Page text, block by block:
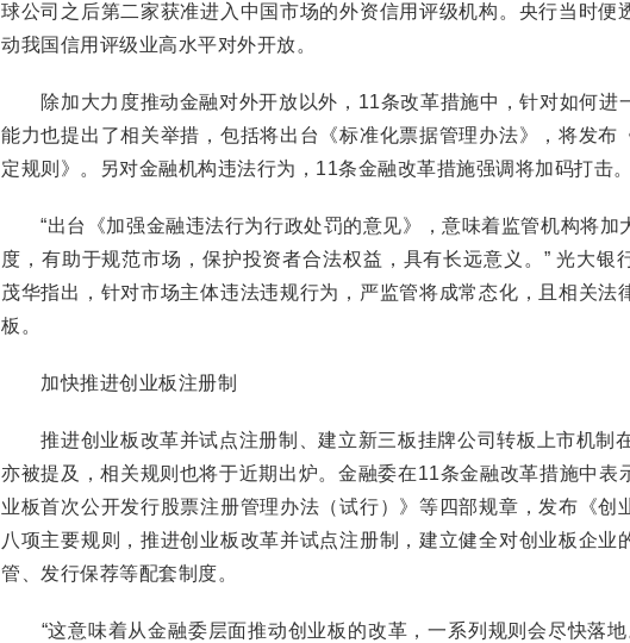
球公司之后第二家获准进入中国市场的外资信用评级机构。央行当时便
动我国信用评级业高水平对外开放。
除加大力度推动金融对外开放以外，11条改革措施中，针对如何进
能力也提出了相关举措，包括将出台《标准化票据管理办法》，将发布
定规则》。另对金融机构违法行为，11条金融改革措施强调将加码打击。
“出台《加强金融违法行为行政处罚的意见》，意味着监管机构将加
度，有助于规范市场，保护投资者合法权益，具有长远意义。” 光大银
茂华指出，针对市场主体违法违规行为，严监管将成常态化，且相关法
板。
加快推进创业板注册制
推进创业板改革并试点注册制、建立新三板挂牌公司转板上市机制
亦被提及，相关规则也将于近期出炉。金融委在11条金融改革措施中表
业板首次公开发行股票注册管理办法（试行）》等四部规章，发布《创
八项主要规则，推进创业板改革并试点注册制，建立健全对创业板企业
管、发行保荐等配套制度。
“这意味着从金融委层面推动创业板的改革，一系列规则会尽快落地